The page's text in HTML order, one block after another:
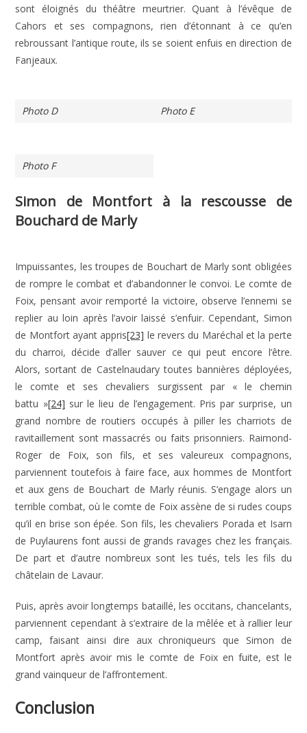
sont éloignés du théâtre meurtrier. Quant à l’évêque de
Cahors et ses compagnons, rien d’étonnant à ce qu’en
rebroussant l’antique route, ils se soient enfuis en direction de
Fanjeaux.
Photo D Photo E
Photo F
Simon de Montfort à la rescousse de
Bouchard de Marly
Impuissantes, les troupes de Bouchart de Marly sont obligées
de rompre le combat et d’abandonner le convoi. Le comte de
Foix, pensant avoir remporté la victoire, observe l’ennemi se
replier au loin après l’avoir laissé s’enfuir. Cependant, Simon
de Montfort ayant appris[23] le revers du Maréchal et la perte
du charroi, décide d’aller sauver ce qui peut encore l’être.
Alors, sortant de Castelnaudary toutes bannières déployées,
le comte et ses chevaliers surgissent par « le chemin
battu »[24] sur le lieu de l’engagement. Pris par surprise, un
grand nombre de routiers occupés à piller les charriots de
ravitaillement sont massacrés ou faits prisonniers. Raimond-
Roger de Foix, son fils, et ses valeureux compagnons,
parviennent toutefois à faire face, aux hommes de Montfort
et aux gens de Bouchart de Marly réunis. S’engage alors un
terrible combat, où le comte de Foix assène de si rudes coups
qu’il en brise son épée. Son fils, les chevaliers Porada et Isarn
de Puylaurens font aussi de grands ravages chez les français.
De part et d’autre nombreux sont les tués, tels les fils du
châtelain de Lavaur.
Puis, après avoir longtemps bataillé, les occitans, chancelants,
parviennent cependant à s’extraire de la mêlée et à rallier leur
camp, faisant ainsi dire aux chroniqueurs que Simon de
Montfort après avoir mis le comte de Foix en fuite, est le
grand vainqueur de l’affrontement.
Conclusion